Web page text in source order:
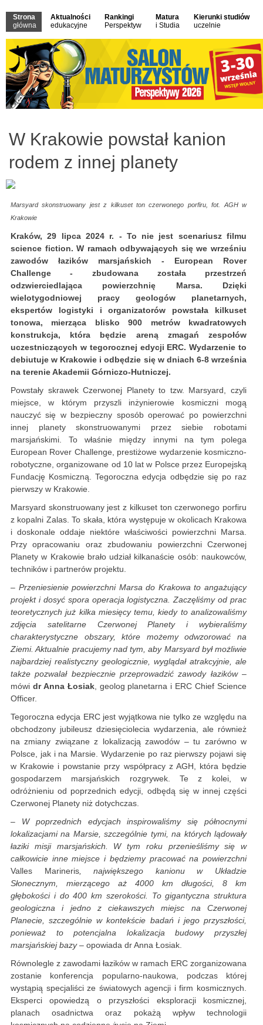
Strona
główna
Aktualności
edukacyjne
Rankingi
Perspektyw
Matura
i Studia
Kierunki studiów
uczelnie
W Krakowie powstał kanion
rodem z innej planety
Marsyard skonstruowany jest z kilkuset ton czerwonego porfiru, fot. AGH w
Krakowie
Kraków, 29 lipca 2024 r. - To nie jest scenariusz filmu
science fiction. W ramach odbywających się we wrześniu
zawodów łazików marsjańskich - European Rover
Challenge - zbudowana została przestrzeń
odzwierciedlająca powierzchnię Marsa. Dzięki
wielotygodniowej pracy geologów planetarnych,
ekspertów logistyki i organizatorów powstała kilkuset
tonowa, mierząca blisko 900 metrów kwadratowych
konstrukcja, która będzie areną zmagań zespołów
uczestniczących w tegorocznej edycji ERC. Wydarzenie to
debiutuje w Krakowie i odbędzie się w dniach 6-8 września
na terenie Akademii Górniczo-Hutniczej.
Powstały skrawek Czerwonej Planety to tzw. Marsyard, czyli
miejsce, w którym przyszli inżynierowie kosmiczni mogą
nauczyć się w bezpieczny sposób operować po powierzchni
innej planety skonstruowanymi przez siebie robotami
marsjańskimi. To właśnie między innymi na tym polega
European Rover Challenge, prestiżowe wydarzenie kosmiczno-
robotyczne, organizowane od 10 lat w Polsce przez Europejską
Fundację Kosmiczną. Tegoroczna edycja odbędzie się po raz
pierwszy w Krakowie.
Marsyard skonstruowany jest z kilkuset ton czerwonego porfiru
z kopalni Zalas. To skała, która występuje w okolicach Krakowa
i doskonale oddaje niektóre właściwości powierzchni Marsa.
Przy opracowaniu oraz zbudowaniu powierzchni Czerwonej
Planety w Krakowie brało udział kilkanaście osób: naukowców,
techników i partnerów projektu.
– Przeniesienie powierzchni Marsa do Krakowa to angażujący
projekt i dosyć spora operacja logistyczna. Zaczęliśmy od prac
teoretycznych już kilka miesięcy temu, kiedy to analizowaliśmy
zdjęcia satelitarne Czerwonej Planety i wybieraliśmy
charakterystyczne obszary, które możemy odwzorować na
Ziemi. Aktualnie pracujemy nad tym, aby Marsyard był możliwie
najbardziej realistyczny geologicznie, wyglądał atrakcyjnie, ale
także pozwalał bezpiecznie przeprowadzić zawody łazików–
mówi dr Anna Łosiak, geolog planetarna i ERC Chief Science
Officer.
Tegoroczna edycja ERC jest wyjątkowa nie tylko ze względu na
obchodzony jubileusz dziesięciolecia wydarzenia, ale również
na zmiany związane z lokalizacją zawodów – tu zarówno w
Polsce, jak i na Marsie. Wydarzenie po raz pierwszy pojawi się
w Krakowie i powstanie przy współpracy z AGH, która będzie
gospodarzem marsjańskich rozgrywek. Te z kolei, w
odróżnieniu od poprzednich edycji, odbędą się w innej części
Czerwonej Planety niż dotychczas.
– W poprzednich edycjach inspirowaliśmy się północnymi
lokalizacjami na Marsie, szczególnie tymi, na których lądowały
łaziki misji marsjańskich. W tym roku przenieśliśmy się w
całkowicie inne miejsce i będziemy pracować na powierzchni
Valles Marineris, największego kanionu w Układzie
Słonecznym, mierzącego aż 4000 km długości, 8 km
głębokości i do 400 km szerokości. To gigantyczna struktura
geologiczna i jedno z ciekawszych miejsc na Czerwonej
Planecie, szczególnie w kontekście badań i jego przyszłości,
ponieważ to potencjalna lokalizacja budowy przyszłej
marsjańskiej bazy– opowiada dr Anna Łosiak.
Równolegle z zawodami łazików w ramach ERC zorganizowana
zostanie konferencja popularno-naukowa, podczas której
wystąpią specjaliści ze światowych agencji i firm kosmicznych.
Eksperci opowiedzą o przyszłości eksploracji kosmicznej,
planach osadnictwa oraz pokażą wpływ technologii